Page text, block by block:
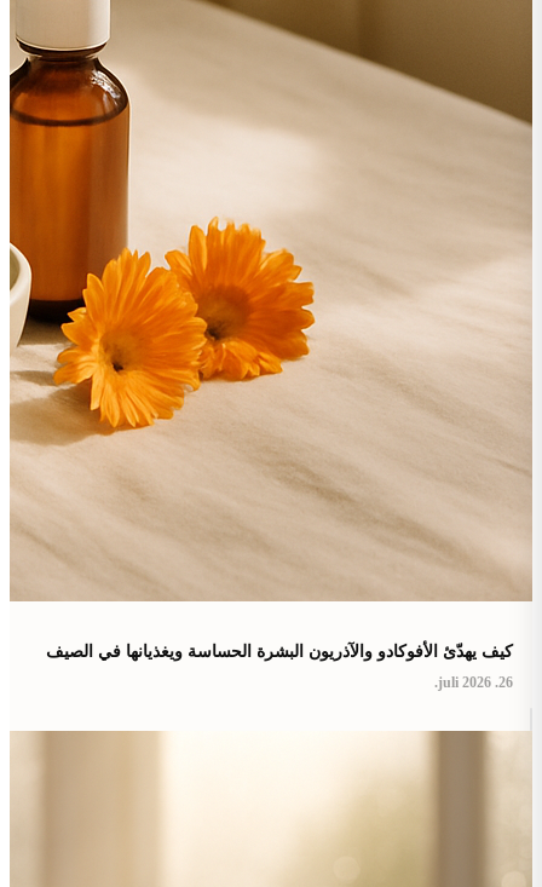
كيف يهدّئ الأفوكادو والآذريون البشرة الحساسة ويغذيانها في الصيف
26. juli 2026.